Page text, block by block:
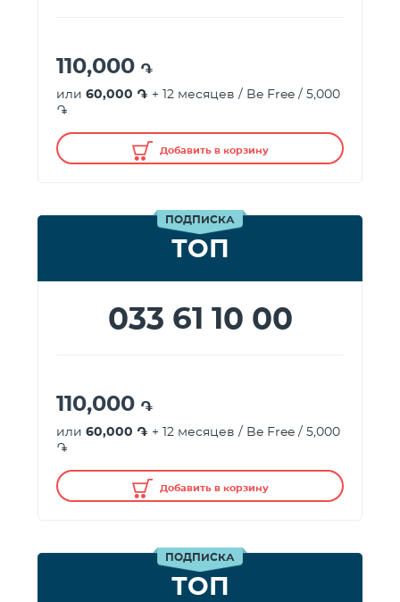
110,000 ֏
или 60,000 ֏ + 12 месяцев / Be Free / 5,000
֏
Добавить в корзину
ПОДПИСКА
ТОП
033 61 10 00
110,000 ֏
или 60,000 ֏ + 12 месяцев / Be Free / 5,000
֏
Добавить в корзину
ПОДПИСКА
ТОП